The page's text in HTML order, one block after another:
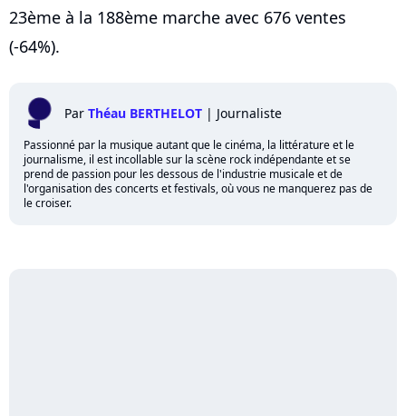
23ème à la 188ème marche avec 676 ventes
(-64%).
Par Théau BERTHELOT | Journaliste
Passionné par la musique autant que le cinéma, la littérature et le
journalisme, il est incollable sur la scène rock indépendante et se
prend de passion pour les dessous de l'industrie musicale et de
l'organisation des concerts et festivals, où vous ne manquerez pas de
le croiser.